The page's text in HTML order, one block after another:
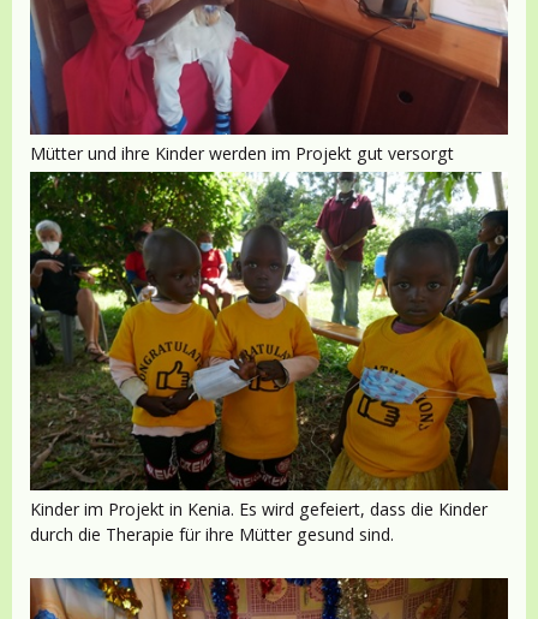
Mütter und ihre Kinder werden im Projekt gut versorgt
Kinder im Projekt in Kenia. Es wird gefeiert, dass die Kinder
durch die Therapie für ihre Mütter gesund sind.